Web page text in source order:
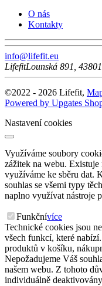
O nás
Kontakty
info@lifefit.eu
LifefitLounská 891 43801
©2022 - 2026 Lifefit,
Powered by Upgates
Nastavení cookies
Využíváme soubory
zážitek na webu.
využíváme ke sběru dat.
souhlas se všemi typy
naplno využívat nástroje
Funkčnívíce
Technické cookies jsou
všech funkcí, které
produktů v košíku,
Nepožadujeme Váš
našem webu. Z tohoto
individuálně